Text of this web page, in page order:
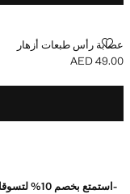
عصابة رأس طبعات أزهار
عصابة رأس طبعات أزهار
السعر الحالي [AED 49.00 ]
AED 49.00
-استمتع بخصم 10% لتسوقك القادم عند اشتراكك في نشرتنا الاخبارية